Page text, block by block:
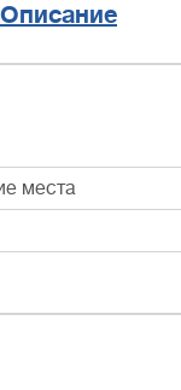
Описание
места